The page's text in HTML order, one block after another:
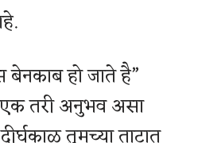
हो जाते है”
एक तरी अनुभव असा